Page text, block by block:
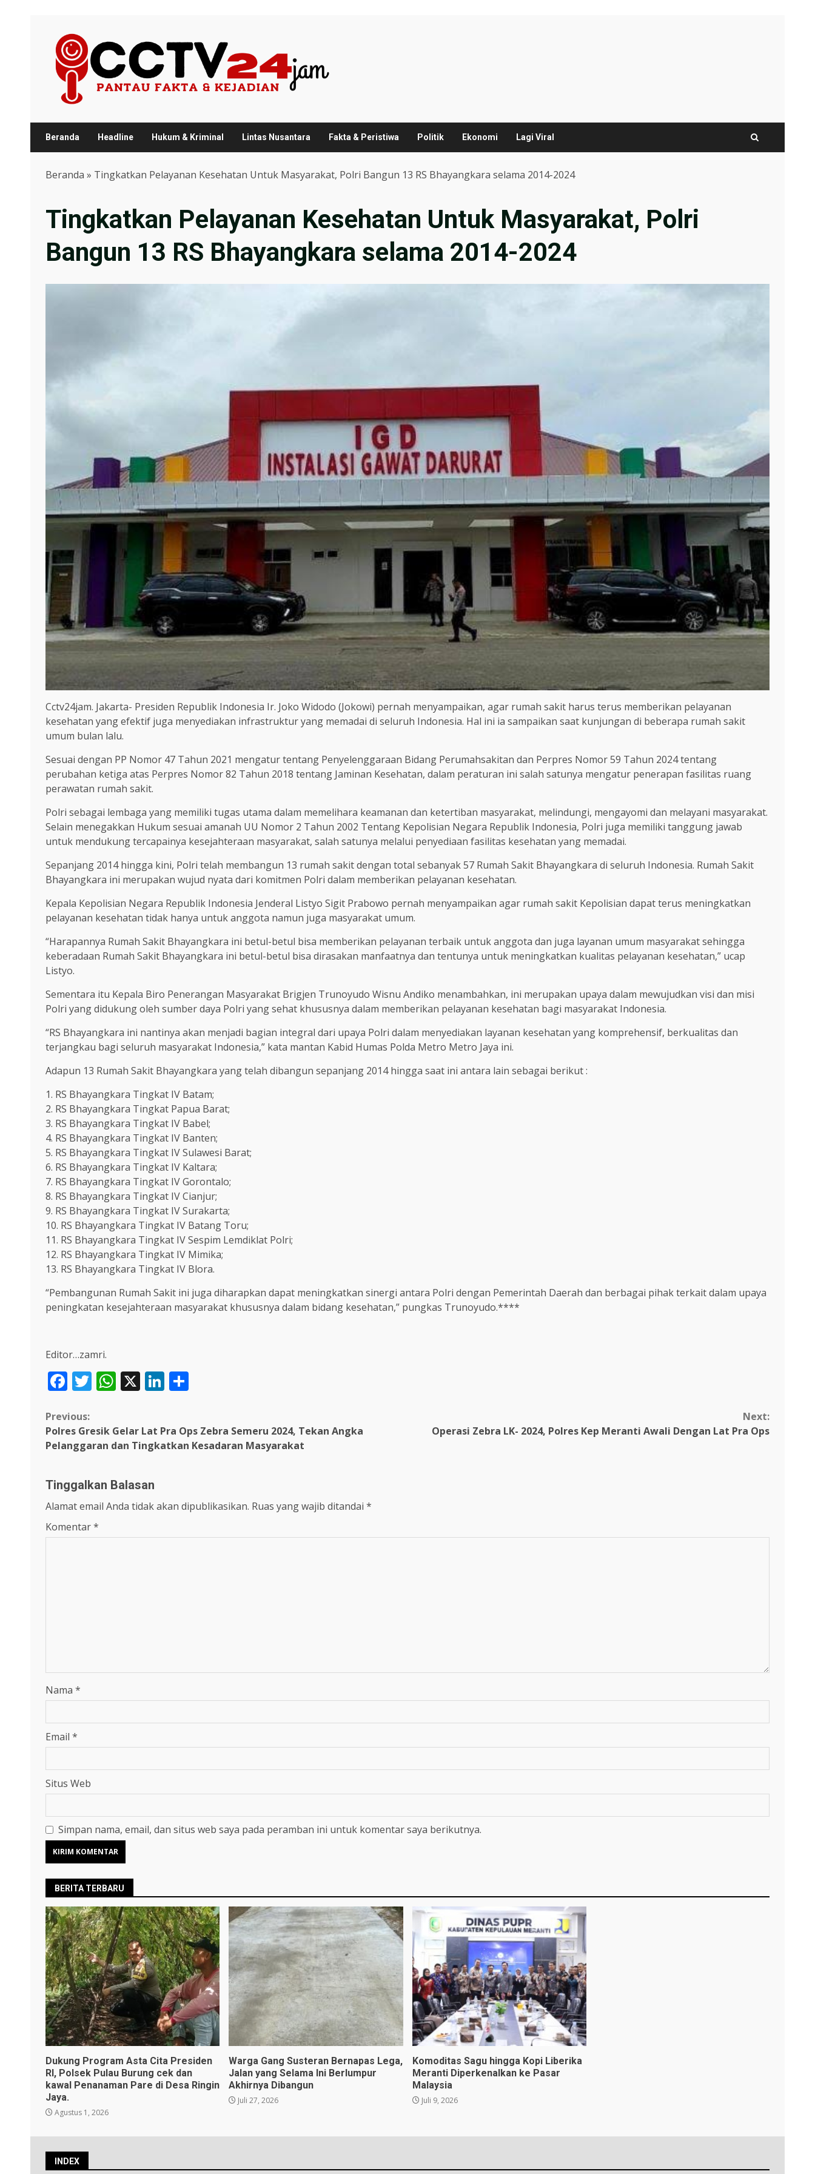
content
Beranda Headline Hukum & Kriminal Lintas Nusantara Fakta & Peristiwa Politik Ekonomi Lagi Viral
Beranda » Tingkatkan Pelayanan Kesehatan Untuk Masyarakat, Polri Bangun 13 RS Bhayangkara selama 2014-2024
Tingkatkan Pelayanan Kesehatan Untuk Masyarakat, Polri
Bangun 13 RS Bhayangkara selama 2014-2024
Cctv24jam. Jakarta- Presiden Republik Indonesia Ir. Joko Widodo (Jokowi) pernah menyampaikan, agar rumah sakit harus terus memberikan pelayanan
kesehatan yang efektif juga menyediakan infrastruktur yang memadai di seluruh Indonesia. Hal ini ia sampaikan saat kunjungan di beberapa rumah sakit
umum bulan lalu.
Sesuai dengan PP Nomor 47 Tahun 2021 mengatur tentang Penyelenggaraan Bidang Perumahsakitan dan Perpres Nomor 59 Tahun 2024 tentang
perubahan ketiga atas Perpres Nomor 82 Tahun 2018 tentang Jaminan Kesehatan, dalam peraturan ini salah satunya mengatur penerapan fasilitas ruang
perawatan rumah sakit.
Polri sebagai lembaga yang memiliki tugas utama dalam memelihara keamanan dan ketertiban masyarakat, melindungi, mengayomi dan melayani masyarakat.
Selain menegakkan Hukum sesuai amanah UU Nomor 2 Tahun 2002 Tentang Kepolisian Negara Republik Indonesia, Polri juga memiliki tanggung jawab
untuk mendukung tercapainya kesejahteraan masyarakat, salah satunya melalui penyediaan fasilitas kesehatan yang memadai.
Sepanjang 2014 hingga kini, Polri telah membangun 13 rumah sakit dengan total sebanyak 57 Rumah Sakit Bhayangkara di seluruh Indonesia. Rumah Sakit
Bhayangkara ini merupakan wujud nyata dari komitmen Polri dalam memberikan pelayanan kesehatan.
Kepala Kepolisian Negara Republik Indonesia Jenderal Listyo Sigit Prabowo pernah menyampaikan agar rumah sakit Kepolisian dapat terus meningkatkan
pelayanan kesehatan tidak hanya untuk anggota namun juga masyarakat umum.
“Harapannya Rumah Sakit Bhayangkara ini betul-betul bisa memberikan pelayanan terbaik untuk anggota dan juga layanan umum masyarakat sehingga
keberadaan Rumah Sakit Bhayangkara ini betul-betul bisa dirasakan manfaatnya dan tentunya untuk meningkatkan kualitas pelayanan kesehatan,” ucap
Listyo.
Sementara itu Kepala Biro Penerangan Masyarakat Brigjen Trunoyudo Wisnu Andiko menambahkan, ini merupakan upaya dalam mewujudkan visi dan misi
Polri yang didukung oleh sumber daya Polri yang sehat khususnya dalam memberikan pelayanan kesehatan bagi masyarakat Indonesia.
“RS Bhayangkara ini nantinya akan menjadi bagian integral dari upaya Polri dalam menyediakan layanan kesehatan yang komprehensif, berkualitas dan
terjangkau bagi seluruh masyarakat Indonesia,” kata mantan Kabid Humas Polda Metro Metro Jaya ini.
Adapun 13 Rumah Sakit Bhayangkara yang telah dibangun sepanjang 2014 hingga saat ini antara lain sebagai berikut :
1. RS Bhayangkara Tingkat IV Batam;
2. RS Bhayangkara Tingkat Papua Barat;
3. RS Bhayangkara Tingkat IV Babel;
4. RS Bhayangkara Tingkat IV Banten;
5. RS Bhayangkara Tingkat IV Sulawesi Barat;
6. RS Bhayangkara Tingkat IV Kaltara;
7. RS Bhayangkara Tingkat IV Gorontalo;
8. RS Bhayangkara Tingkat IV Cianjur;
9. RS Bhayangkara Tingkat IV Surakarta;
10. RS Bhayangkara Tingkat IV Batang Toru;
11. RS Bhayangkara Tingkat IV Sespim Lemdiklat Polri;
12. RS Bhayangkara Tingkat IV Mimika;
13. RS Bhayangkara Tingkat IV Blora.
“Pembangunan Rumah Sakit ini juga diharapkan dapat meningkatkan sinergi antara Polri dengan Pemerintah Daerah dan berbagai pihak terkait dalam upaya
peningkatan kesejahteraan masyarakat khususnya dalam bidang kesehatan,” pungkas Trunoyudo.****
Editor…zamri.
Facebook
Twitter
WhatsApp
X LinkedIn
Continue
Reading
Previous:
Polres Gresik Gelar Lat Pra Ops Zebra Semeru 2024, Tekan Angka
Pelanggaran dan Tingkatkan Kesadaran Masyarakat
Next:
Operasi Zebra LK- 2024, Polres Kep Meranti Awali Dengan Lat Pra Ops
Tinggalkan Balasan
Alamat email Anda tidak akan dipublikasikan. Ruas yang wajib ditandai *
Komentar*
Nama *
Email *
Situs Web
Simpan nama, email, dan situs web saya pada peramban ini untuk komentar saya berikutnya.
BERITA TERBARU
Dukung Program Asta Cita Presiden
RI, Polsek Pulau Burung cek dan
kawal Penanaman Pare di Desa Ringin
Jaya.
Agustus 1, 2026
Warga Gang Susteran Bernapas Lega,
Jalan yang Selama Ini Berlumpur
Akhirnya Dibangun
Juli 27, 2026
Komoditas Sagu hingga Kopi Liberika
Meranti Diperkenalkan ke Pasar
Malaysia
Juli 9, 2026
INDEX